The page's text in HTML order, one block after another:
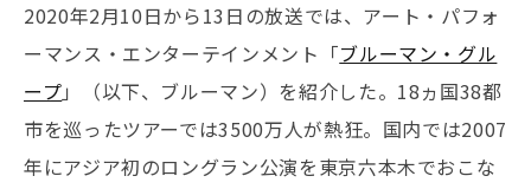
2020年2月10日から13日の放送では、アート・パフォ
ーマンス・エンターテインメント「ブルーマン・グル
ープ」（以下、ブルーマン）を紹介した。18ヵ国38都
市を巡ったツアーでは3500万人が熱狂。国内では2007
年にアジア初のロングラン公演を東京六本木でおこな